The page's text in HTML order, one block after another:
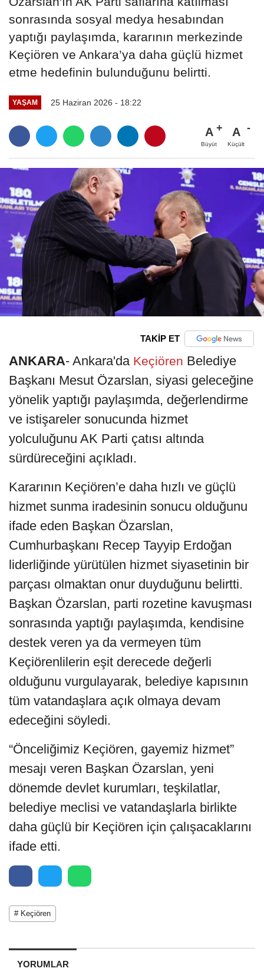
sonrasında sosyal medya hesabından
yaptığı paylaşımda, kararının merkezinde
Keçiören ve Ankara’ya daha güçlü hizmet
etme hedefinin bulunduğunu belirtti.
YAŞAM 25 Haziran 2026 - 18:22
A
Büyüt
A
Küçült
TAKİP ET
ANKARA- Ankara'da Keçiören Belediye
Başkanı Mesut Özarslan, siyasi geleceğine
yönelik yaptığı paylaşımda, değerlendirme
ve istişareler sonucunda hizmet
yolculuğunu AK Parti çatısı altında
sürdüreceğini açıkladı.
Kararının Keçiören’e daha hızlı ve güçlü
hizmet sunma iradesinin sonucu olduğunu
ifade eden Başkan Özarslan,
Cumhurbaşkanı Recep Tayyip Erdoğan
liderliğinde yürütülen hizmet siyasetinin bir
parçası olmaktan onur duyduğunu belirtti.
Başkan Özarslan, parti rozetine kavuşması
sonrasında yaptığı paylaşımda, kendisine
destek veren ya da vermeyen tüm
Keçiörenlilerin eşit derecede değerli
olduğunu vurgulayarak, belediye kapısının
tüm vatandaşlara açık olmaya devam
edeceğini söyledi.
“Önceliğimiz Keçiören, gayemiz hizmet”
mesajı veren Başkan Özarslan, yeni
dönemde devlet kurumları, teşkilatlar,
belediye meclisi ve vatandaşlarla birlikte
daha güçlü bir Keçiören için çalışacaklarını
ifade etti.
# Keçiören
YORUMLAR